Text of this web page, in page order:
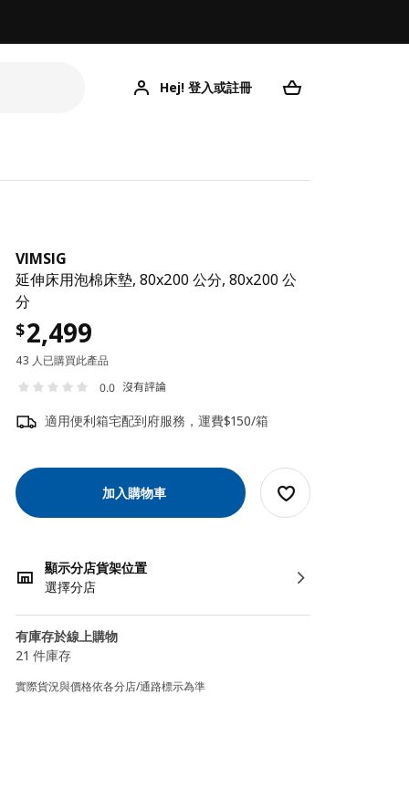
Hej! 登入或註冊
VIMSIG
延伸床用泡棉床墊, 80x200 公分, 80x200 公
分
$2,499
43 人已購買此產品
0.0 沒有評論
適用便利箱宅配到府服務，運費$150/箱
加入購物車
顯示分店貨架位置
選擇分店
有庫存於線上購物
21 件庫存
實際貨況與價格依各分店/通路標示為準